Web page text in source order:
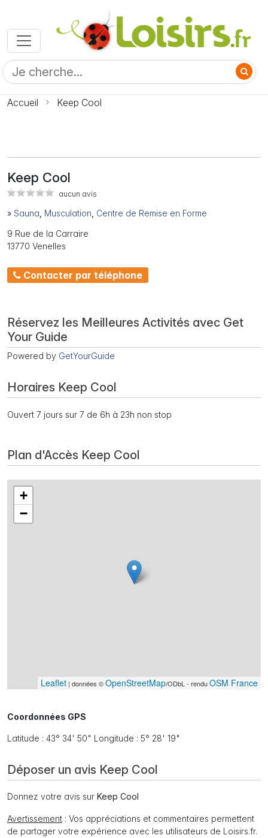
Accueil Keep Cool
Keep Cool
aucun avis
» Sauna Musculation Centre de Remise en Forme
9 Rue de la Carraire
13770 Venelles
Contacter par téléphone
Réservez les Meilleures Activités avec Get
Your Guide
Powered by GetYourGuide
Horaires Keep Cool
Ouvert 7 jours sur 7 de 6h à 23h non stop
Plan d'Accès Keep Cool
+
−
Leaflet | données ©OpenStreetMap/ODbL - renduOSM France
Coordonnées GPS
Latitude : 43° 34' 50" Longitude : 5° 28' 19"
Déposer un avis Keep Cool
Donnez votre avis sur Keep Cool
Avertissement : Vos appréciations et commentaires permettent
de partager votre expérience avec les utilisateurs de Loisirs.fr.